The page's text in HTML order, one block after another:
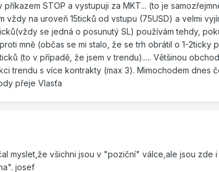
STOP a vystupuji za MKT... (to je
vždy na uroveň 15ticků od vstupu (75USD) a velmi
se jedná o posunutý SL) používám tehdy,
mně (občas se mi stalo, že se trh obrátil o 1-2ticky
(to v případě, že jsem v trendu)..... Většinou
trendu s více kontrakty (max 3). Mimochodem dnes
přeje Vlasťa
myslet,že všichni jsou v "poziční" válce,ale jsou zde i
josef